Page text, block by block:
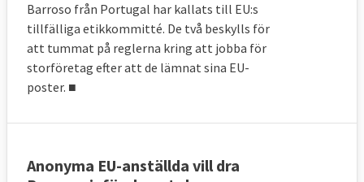
Barroso från Portugal har kallats till EU:s
tillfälliga etikkommitté. De två beskylls för
att tummat på reglerna kring att jobba för
storföretag efter att de lämnat sina EU-
poster. ■
Anonyma EU-anställda vill dra